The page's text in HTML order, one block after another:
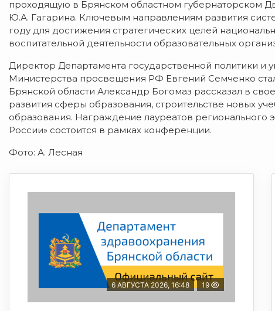
проходящую в Брянском областном губернаторском
Ю.А. Гагарина. Ключевым направлениям развития
году для достижения стратегических целей
воспитательной деятельности образовательных
Директор Департамента государственной политики
Министерства просвещения РФ Евгений Семченко
Брянской области Александр Богомаз рассказал в
развития сферы образования, строительстве новых
образования. Награждение лауреатов регионального
России» состоится в рамках конференции.
Фото: А. Лесная
6 АВГУСТА 2026, 16:48 19